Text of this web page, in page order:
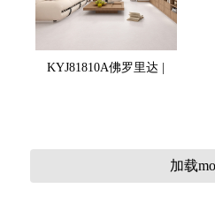
KYJ81810A佛罗里达 |
加载